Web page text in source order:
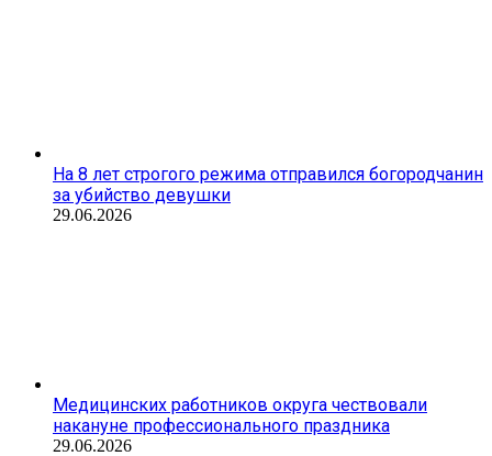
На 8 лет строгого режима отправился богородчанин
за убийство девушки
29.06.2026
Медицинских работников округа чествовали
накануне профессионального праздника
29.06.2026